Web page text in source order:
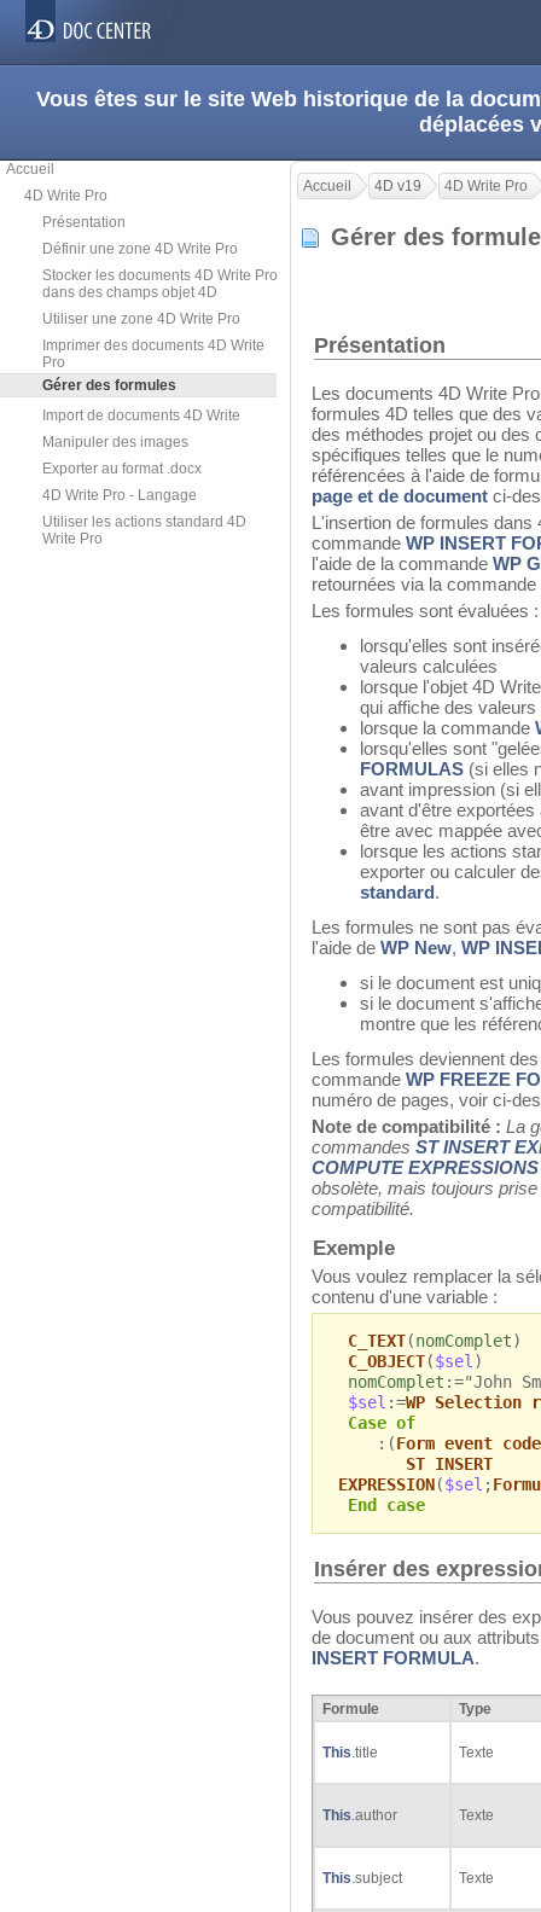
Vous êtes sur le site Web historique de la
déplacées
Accueil
4D Write Pro
Présentation
Définir une zone 4D Write Pro
Stocker les documents 4D Write Pro
dans des champs objet 4D
Utiliser une zone 4D Write Pro
Imprimer des documents 4D Write
Pro
Gérer des formules
Import de documents 4D Write
Manipuler des images
Exporter au format .docx
4D Write Pro - Langage
Utiliser les actions standard 4D
Write Pro
Accueil 4D v19 4D Write Pro
Gérer des
Présentation
Les documents 4D Write
formules 4D telles que des
des méthodes projet ou des
spécifiques telles que le
référencées à l'aide de
page et de document ci-
L'insertion de formules dans
commande WP INSERT
l'aide de la commande WP
retournées via la commande
Les formules sont évaluées :
lorsqu'elles sont
valeurs calculées
lorsque l'objet 4D
qui affiche des
lorsque la commande
lorsqu'elles sont
FORMULAS (si elles
avant impression (si
avant d'être
être avec mappée
lorsque les actions
exporter ou calculer
standard .
Les formules ne sont pas
l'aide de WP New, WP
si le document est
si le document
montre que les
Les formules deviennent
commande WP FREEZE
numéro de pages, voir ci-
Note de compatibilité : La
commandes ST INSERT
COMPUTE EXPRESSIONS
obsolète, mais toujours
compatibilité.
Exemple
Vous voulez remplacer la
contenu d'une variable :
C_TEXT(nomComplet)
C_OBJECT($sel)
nomComplet :="John
$sel :=WP Selection
Case of
:(Form event code
ST INSERT
EXPRESSION($sel ;
End case
Insérer des
Vous pouvez insérer des
de document ou aux
INSERT FORMULA.
Formule Type
This.title Texte
This.author Texte
This.subject Texte